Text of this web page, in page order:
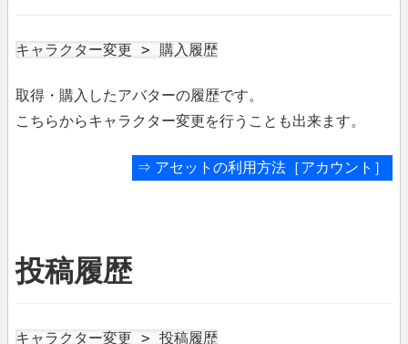
キャラクター変更 > 購入履歴
取得・購入したアバターの履歴です。
こちらからキャラクター変更を行うことも出来ます。
⇒ アセットの利用方法［アカウント］
投稿履歴
キャラクター変更 > 投稿履歴